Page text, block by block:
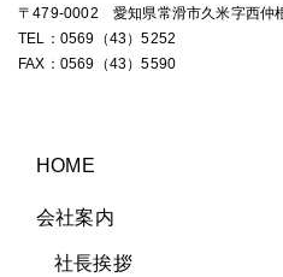
〒479-0002 愛知県常滑市久米字西仲
TEL： 0569（43）5252
FAX：0569（43）5590
HOME
会社案内
社長挨拶